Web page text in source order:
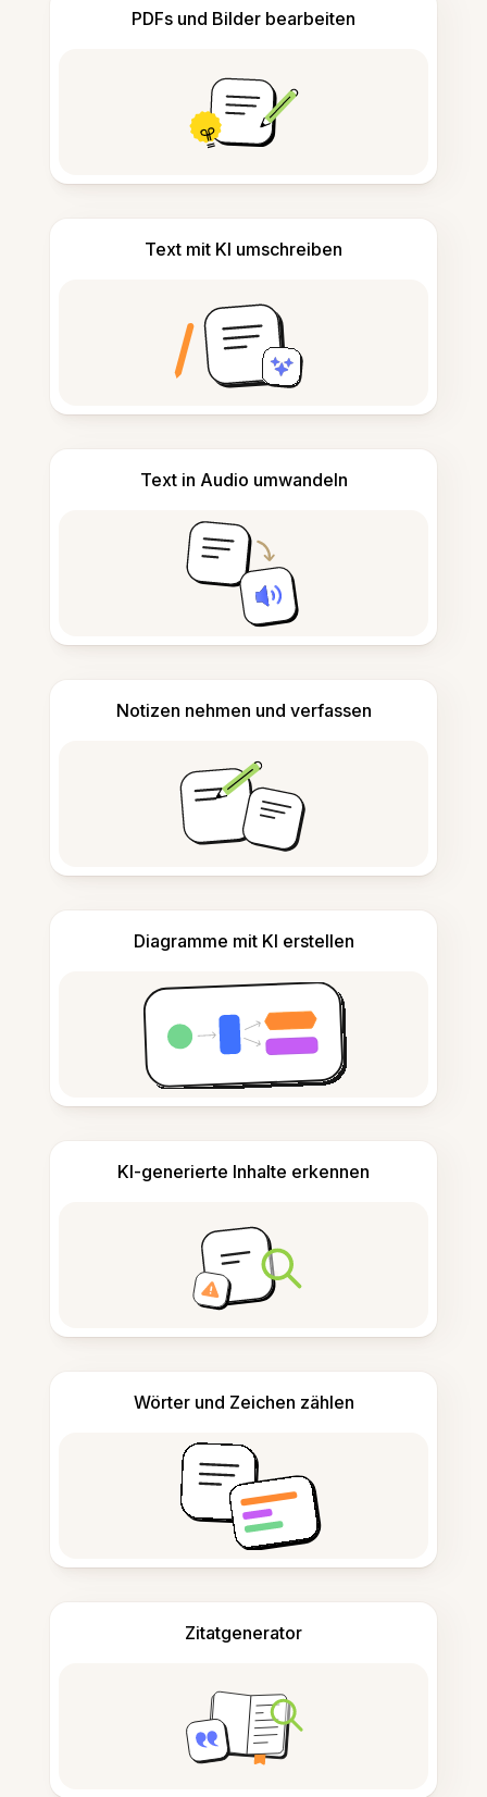
PDFs und Bilder bearbeiten
Text mit KI umschreiben
Text in Audio umwandeln
Notizen nehmen und verfassen
Diagramme mit KI erstellen
KI-generierte Inhalte erkennen
Wörter und Zeichen zählen
Zitatgenerator